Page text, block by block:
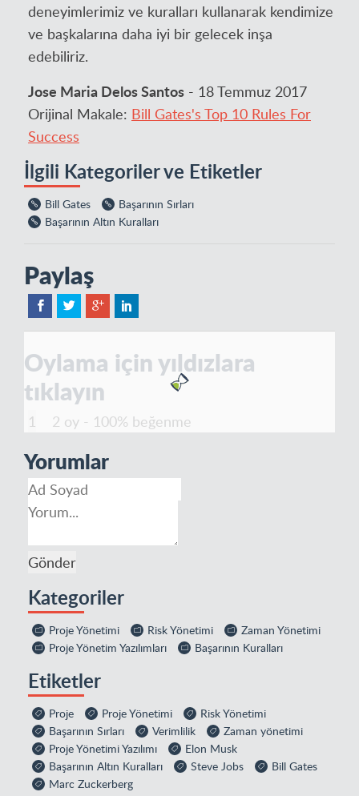
deneyimlerimiz ve kuralları kullanarak kendimize
ve başkalarına daha iyi bir gelecek inşa
edebiliriz.
Jose Maria Delos Santos - 18 Temmuz 2017
Orijinal Makale: Bill Gates's Top 10 Rules For
Success
İlgili Kategoriler ve Etiketler
Bill Gates
Başarının Sırları
Başarının Altın Kuralları
Paylaş
Oylama için yıldızlara
tıklayın
2 oy - 100% beğenme
Yorumlar
Kategoriler
Proje Yönetimi Risk Yönetimi
Zaman Yönetimi
Proje Yönetim Yazılımları
Başarının Kuralları
Etiketler
Proje Proje Yönetimi
Risk Yönetimi
Başarının Sırları
Verimlilik
Zaman yönetimi
Proje Yönetimi Yazılımı
Elon Musk
Başarının Altın Kuralları
Steve Jobs
Bill Gates
Marc Zuckerberg